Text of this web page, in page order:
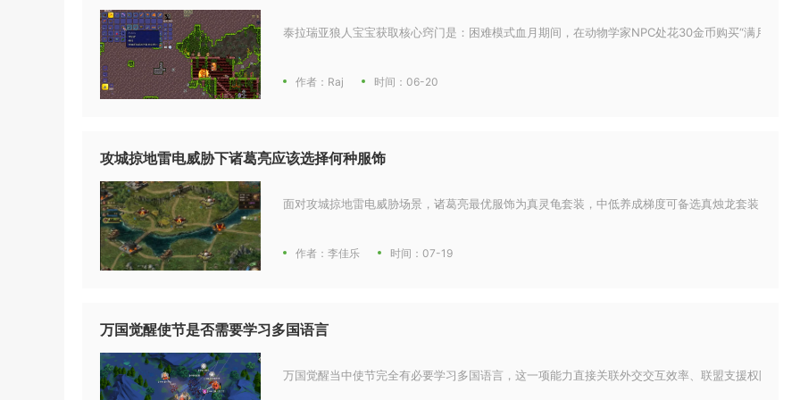
泰拉瑞亚狼人宝宝获取核心窍门是：困难模式血月期间，在动物学家NPC处花30金币购买“满月尖叫
作者：Raj 时间：06-20
攻城掠地雷电威胁下诸葛亮应该选择何种服饰
面对攻城掠地雷电威胁场景，诸葛亮最优服饰为真灵龟套装，中低养成梯度可备选真烛龙套装，极限
作者：李佳乐 时间：07-19
万国觉醒使节是否需要学习多国语言
万国觉醒当中使节完全有必要学习多国语言，这一项能力直接关联外交交互效率、联盟支援权限以及